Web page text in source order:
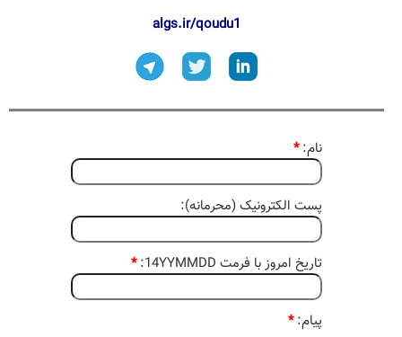
algs.ir/qoudu1
نام:*
پست الکترونیک (محرمانه):
تاریخ امروز با فرمت 14YYMMDD: *
پیام:*